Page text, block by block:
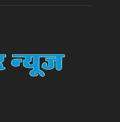
(P) Ltd